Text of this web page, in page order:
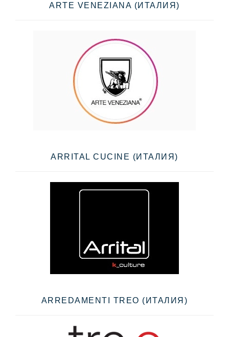
ARTE VENEZIANA (ИТАЛИЯ)
ARRITAL CUCINE (ИТАЛИЯ)
ARREDAMENTI TREO (ИТАЛИЯ)